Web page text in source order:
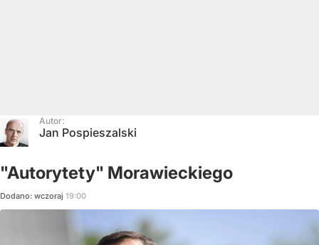
Autor:
Jan Pospieszalski
"Autorytety" Morawieckiego
Dodano: wczoraj 19:00